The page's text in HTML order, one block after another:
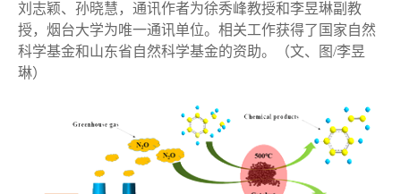
刘志颖、孙晓慧，通讯作者为徐秀峰教授和李昱琳副教
授，烟台大学为唯一通讯单位。相关工作获得了国家自然
科学基金和山东省自然科学基金的资助。（文、图/李昱
琳）